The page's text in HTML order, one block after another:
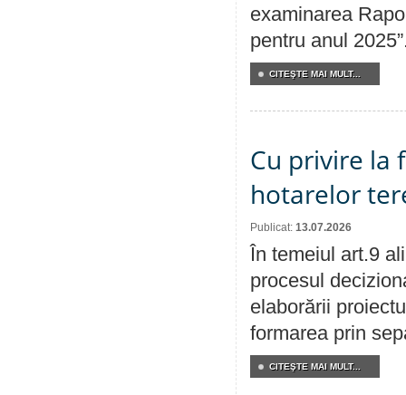
examinarea
pentru anul
CITEŞTE MAI MULT...
Cu privire la
hotarelor
Publicat: 13.07.2026
În temeiul art.9
procesul
elaborării
formarea prin
CITEŞTE MAI MULT...